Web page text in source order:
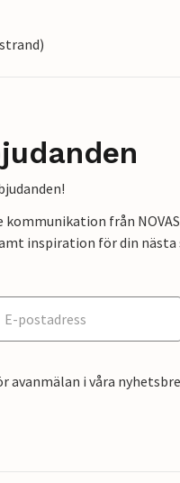
från
inspiration för din
i våra